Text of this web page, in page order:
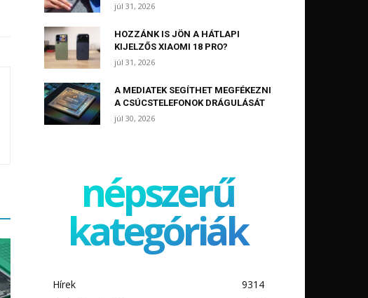
júl 31, 2026
HOZZÁNK IS JÖN A HÁTLAPI
KIJELZŐS XIAOMI 18 PRO?
júl 31, 2026
A MEDIATEK SEGÍTHET MEGFÉKEZNI
A CSÚCSTELEFONOK DRÁGULÁSÁT
júl 30, 2026
népszerű
kategóriák
Hírek
9314